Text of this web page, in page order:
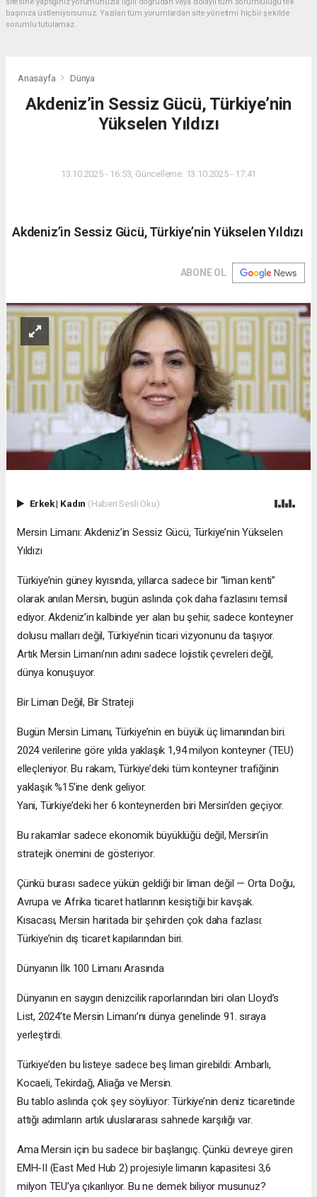
başınıza üstleniyorsunuz. Yazılan tüm yorumlardan site yönetimi hiçbir şekilde
sorumlu tutulamaz.
Anasayfa Dünya
Akdeniz’in Sessiz Gücü, Türkiye’nin
Yükselen Yıldızı
13.10.2025 - 16:53, Güncelleme: 13.10.2025 - 17:41
Akdeniz’in Sessiz Gücü, Türkiye’nin Yükselen Yıldızı
ABONE OL
Erkek| Kadın (Haberi Sesli Oku)
Mersin Limanı: Akdeniz’in Sessiz Gücü, Türkiye’nin Yükselen
Yıldızı
Türkiye’nin güney kıyısında, yıllarca sadece bir “liman kenti”
olarak anılan Mersin, bugün aslında çok daha fazlasını temsil
ediyor. Akdeniz’in kalbinde yer alan bu şehir, sadece konteyner
dolusu malları değil, Türkiye’nin ticari vizyonunu da taşıyor.
Artık Mersin Limanı’nın adını sadece lojistik çevreleri değil,
dünya konuşuyor.
Bir Liman Değil, Bir Strateji
Bugün Mersin Limanı, Türkiye’nin en büyük üç limanından biri.
2024 verilerine göre yılda yaklaşık 1,94 milyon konteyner (TEU)
elleçleniyor. Bu rakam, Türkiye’deki tüm konteyner trafiğinin
yaklaşık %15’ine denk geliyor.
Yani, Türkiye’deki her 6 konteynerden biri Mersin’den geçiyor.
Bu rakamlar sadece ekonomik büyüklüğü değil, Mersin’in
stratejik önemini de gösteriyor.
Çünkü burası sadece yükün geldiği bir liman değil — Orta Doğu,
Avrupa ve Afrika ticaret hatlarının kesiştiği bir kavşak.
Kısacası, Mersin haritada bir şehirden çok daha fazlası:
Türkiye’nin dış ticaret kapılarından biri.
Dünyanın İlk 100 Limanı Arasında
Dünyanın en saygın denizcilik raporlarından biri olan Lloyd’s
List, 2024’te Mersin Limanı’nı dünya genelinde 91. sıraya
yerleştirdi.
Türkiye’den bu listeye sadece beş liman girebildi: Ambarlı,
Kocaeli, Tekirdağ, Aliağa ve Mersin.
Bu tablo aslında çok şey söylüyor: Türkiye’nin deniz ticaretinde
attığı adımların artık uluslararası sahnede karşılığı var.
Ama Mersin için bu sadece bir başlangıç. Çünkü devreye giren
EMH-II (East Med Hub 2) projesiyle limanın kapasitesi 3,6
milyon TEU’ya çıkarılıyor. Bu ne demek biliyor musunuz?